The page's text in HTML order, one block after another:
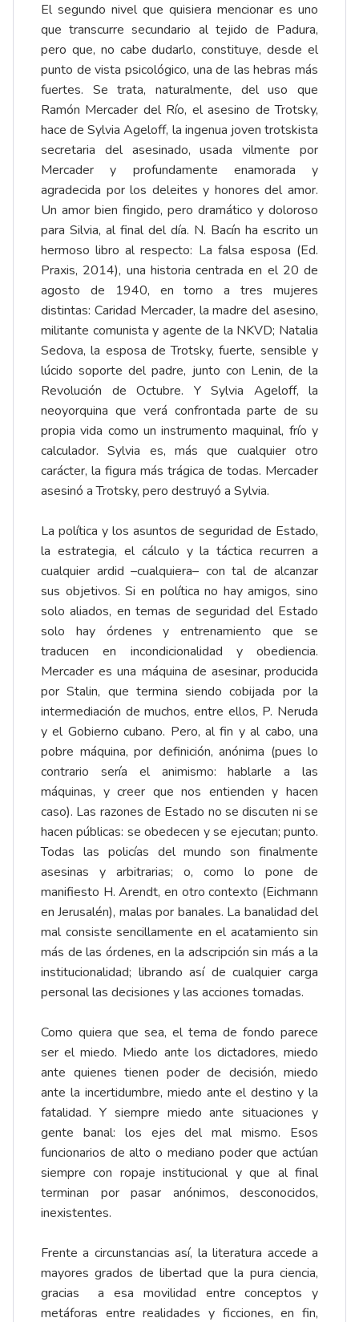
El segundo nivel que quisiera mencionar es uno
que transcurre secundario al tejido de Padura,
pero que, no cabe dudarlo, constituye, desde el
punto de vista psicológico, una de las hebras más
fuertes. Se trata, naturalmente, del uso que
Ramón Mercader del Río, el asesino de Trotsky,
hace de Sylvia Ageloff, la ingenua joven trotskista
secretaria del asesinado, usada vilmente por
Mercader y profundamente enamorada y
agradecida por los deleites y honores del amor.
Un amor bien fingido, pero dramático y doloroso
para Silvia, al final del día. N. Bacín ha escrito un
hermoso libro al respecto: La falsa esposa (Ed.
Praxis, 2014), una historia centrada en el 20 de
agosto de 1940, en torno a tres mujeres
distintas: Caridad Mercader, la madre del asesino,
militante comunista y agente de la NKVD; Natalia
Sedova, la esposa de Trotsky, fuerte, sensible y
lúcido soporte del padre, junto con Lenin, de la
Revolución de Octubre. Y Sylvia Ageloff, la
neoyorquina que verá confrontada parte de su
propia vida como un instrumento maquinal, frío y
calculador. Sylvia es, más que cualquier otro
carácter, la figura más trágica de todas. Mercader
asesinó a Trotsky, pero destruyó a Sylvia.
La política y los asuntos de seguridad de Estado,
la estrategia, el cálculo y la táctica recurren a
cualquier ardid –cualquiera– con tal de alcanzar
sus objetivos. Si en política no hay amigos, sino
solo aliados, en temas de seguridad del Estado
solo hay órdenes y entrenamiento que se
traducen en incondicionalidad y obediencia.
Mercader es una máquina de asesinar, producida
por Stalin, que termina siendo cobijada por la
intermediación de muchos, entre ellos, P. Neruda
y el Gobierno cubano. Pero, al fin y al cabo, una
pobre máquina, por definición, anónima (pues lo
contrario sería el animismo: hablarle a las
máquinas, y creer que nos entienden y hacen
caso). Las razones de Estado no se discuten ni se
hacen públicas: se obedecen y se ejecutan; punto.
Todas las policías del mundo son finalmente
asesinas y arbitrarias; o, como lo pone de
manifiesto H. Arendt, en otro contexto (Eichmann
en Jerusalén), malas por banales. La banalidad del
mal consiste sencillamente en el acatamiento sin
más de las órdenes, en la adscripción sin más a la
institucionalidad; librando así de cualquier carga
personal las decisiones y las acciones tomadas.
Como quiera que sea, el tema de fondo parece
ser el miedo. Miedo ante los dictadores, miedo
ante quienes tienen poder de decisión, miedo
ante la incertidumbre, miedo ante el destino y la
fatalidad. Y siempre miedo ante situaciones y
gente banal: los ejes del mal mismo. Esos
funcionarios de alto o mediano poder que actúan
siempre con ropaje institucional y que al final
terminan por pasar anónimos, desconocidos,
inexistentes.
Frente a circunstancias así, la literatura accede a
mayores grados de libertad que la pura ciencia,
gracias a esa movilidad entre conceptos y
metáforas entre realidades y ficciones, en fin,